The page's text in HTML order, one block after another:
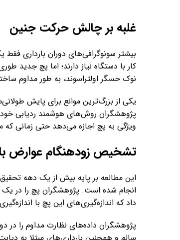
غلبه بر چالش حرکت جنین
بیشتر سونوگرافی‌های دوران بارداری
کار با دستگاه نیاز دارند؛ اما پچ جدید
نوک حسگر اولتراسوند، به طور مداوم
یکی از بزرگ‌ترین موانع برای پایش
پژوهشگران روش‌های هوشمند ردیابی
ویژگی به پچ اجازه می‌دهد حتی زمانی که
تشخیص زودهنگام عوارض
این مطالعه بر پایه بیش از یک دهه تحقیق
انجام شده است. پژوهشگران پچ را در یک
داد که اندازه‌گیری‌های این پچ با